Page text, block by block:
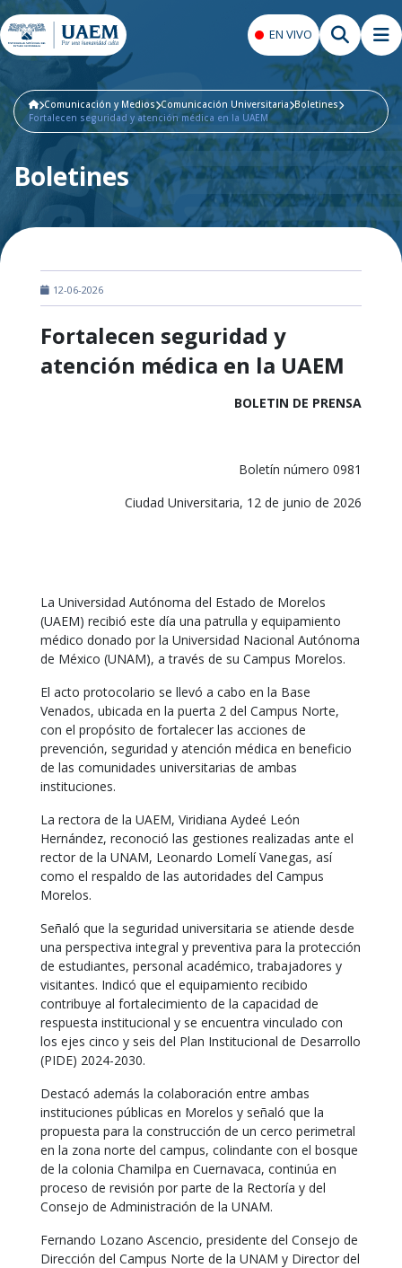
EN VIVO
Comunicación y Medios Comunicación Universitaria Boletines
Fortalecen seguridad y atención médica en la UAEM
Boletines
12-06-2026
Fortalecen seguridad y
atención médica en la UAEM
BOLETIN DE PRENSA
Boletín número 0981
Ciudad Universitaria, 12 de junio de 2026
La Universidad Autónoma del Estado de Morelos
(UAEM) recibió este día una patrulla y equipamiento
médico donado por la Universidad Nacional Autónoma
de México (UNAM), a través de su Campus Morelos.
El acto protocolario se llevó a cabo en la Base
Venados, ubicada en la puerta 2 del Campus Norte,
con el propósito de fortalecer las acciones de
prevención, seguridad y atención médica en beneficio
de las comunidades universitarias de ambas
instituciones.
La rectora de la UAEM, Viridiana Aydeé León
Hernández, reconoció las gestiones realizadas ante el
rector de la UNAM, Leonardo Lomelí Vanegas, así
como el respaldo de las autoridades del Campus
Morelos.
Señaló que la seguridad universitaria se atiende desde
una perspectiva integral y preventiva para la protección
de estudiantes, personal académico, trabajadores y
visitantes. Indicó que el equipamiento recibido
contribuye al fortalecimiento de la capacidad de
respuesta institucional y se encuentra vinculado con
los ejes cinco y seis del Plan Institucional de Desarrollo
(PIDE) 2024-2030.
Destacó además la colaboración entre ambas
instituciones públicas en Morelos y señaló que la
propuesta para la construcción de un cerco perimetral
en la zona norte del campus, colindante con el bosque
de la colonia Chamilpa en Cuernavaca, continúa en
proceso de revisión por parte de la Rectoría y del
Consejo de Administración de la UNAM.
Fernando Lozano Ascencio, presidente del Consejo de
Dirección del Campus Norte de la UNAM y Director del